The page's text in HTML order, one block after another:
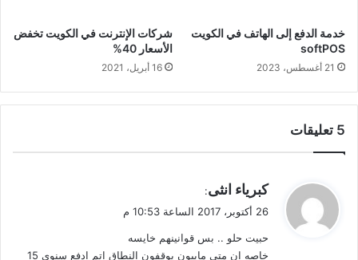
خدمة الدفع إلى الهاتف في الكويت
softPOS
21 أغسطس، 2023
شركات الإنترنت في الكويت تخفض
الأسعار 40%
16 أبريل، 2021
‫5 تعليقات
ي
ل
كبرياء انثى:
26 أكتوبر، 2017 الساعة 10:53 م
حبيت حلو .. بس قوانينهم خايسه
خاصه ان متى مايبون يوقفون النطاق اتم ادفع سنوي 15